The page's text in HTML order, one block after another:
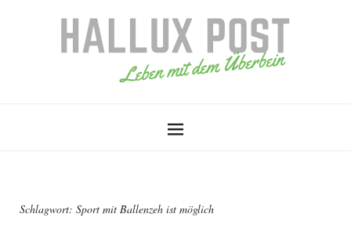
Schlagwort: Sport mit Ballenzeh ist möglich